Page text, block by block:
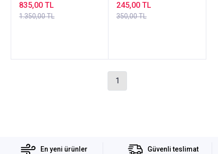
1.350,00 TL
835,00 TL
350,00 TL
245,00 TL
1
En yeni ürünler Güvenli teslimat